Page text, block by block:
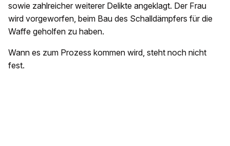
sowie zahlreicher weiterer Delikte angeklagt. Der Frau
wird vorgeworfen, beim Bau des Schalldämpfers für die
Waffe geholfen zu haben.
Wann es zum Prozess kommen wird, steht noch nicht
fest.